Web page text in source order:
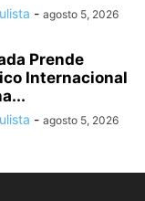
- agosto 5, 2026
Prende
Internacional
- agosto 5, 2026